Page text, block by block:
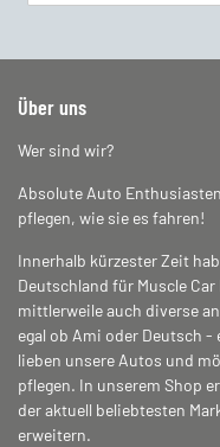
Über uns
Wer sind wir?
Absolute Auto
pflegen, wie sie es fahren!
Innerhalb kürzester Zeit
Deutschland für Muscle
mittlerweile auch diverse
egal ob Ami oder Deutsch
lieben unsere Autos und
pflegen. In unserem Shop
der aktuell beliebtesten
erweitern.